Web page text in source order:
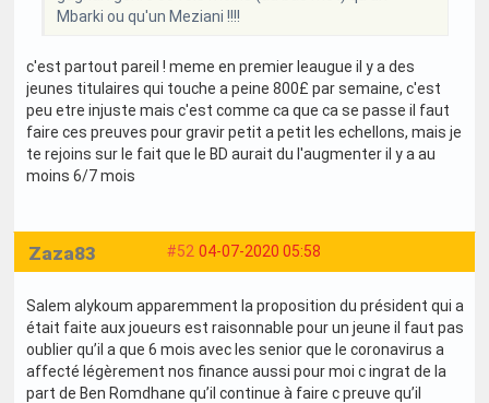
Mbarki ou qu'un Meziani !!!!
c'est partout pareil ! meme en premier leaugue il y a des
jeunes titulaires qui touche a peine 800£ par semaine, c'est
peu etre injuste mais c'est comme ca que ca se passe il faut
faire ces preuves pour gravir petit a petit les echellons, mais je
te rejoins sur le fait que le BD aurait du l'augmenter il y a au
moins 6/7 mois
#52 04-07-2020 05:58
Zaza83
Salem alykoum apparemment la proposition du président qui a
était faite aux joueurs est raisonnable pour un jeune il faut pas
oublier qu’il a que 6 mois avec les senior que le coronavirus a
affecté légèrement nos finance aussi pour moi c ingrat de la
part de Ben Romdhane qu’il continue à faire c preuve qu’il